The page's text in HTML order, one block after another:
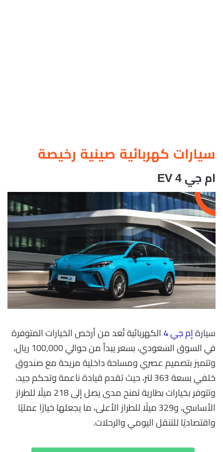
سيارات كهربائية صينية رخيصة
ام جي 4 EV
سيارةإم جي 4
الكهربائية تُعد من أرخص الخيارات المتوفرة
في السوق السعودي، بسعر يبدأ من حوالي 100,000 ريال،
وتتميز بتصميم عصري ومساحة داخلية مريحة مع صندوق
خلفي بسعة 363 لتر، حيث تقدم قيادة ناعمة وتحكم جيد،
وتتوفر بخيارات بطارية تمنح مدى يصل إلى 218 ميلًا للطراز
الأساسي، و329 ميلًا للطراز الأعلى، ما يجعلها خيارًا عمليًا
واقتصاديًا للتنقل اليومي والرحلات.